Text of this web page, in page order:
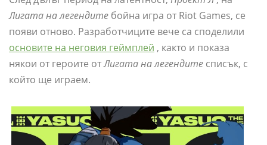
Лигата на легендите бойна игра от Riot Games, се
появи отново. Разработчиците вече са споделили
основите на неговия геймплей , както и показа
някои от героите отЛигата на легендите списък, с
който ще играем.